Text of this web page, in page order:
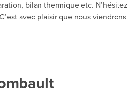
bilan thermique etc. N’hésitez
avec plaisir que nous viendrons